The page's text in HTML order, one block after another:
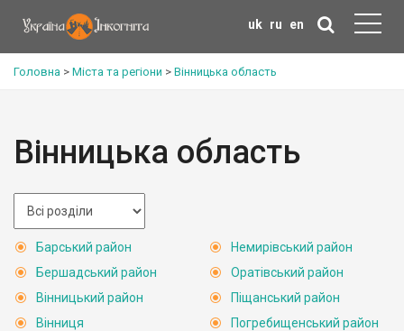
uk ru en
Головна > Міста та регіони > Вінницька область
Вінницька область
Барський район
Бершадський район
Вінницький район
Вінниця
Немирівський район
Оратівський район
Піщанський район
Погребищенський район